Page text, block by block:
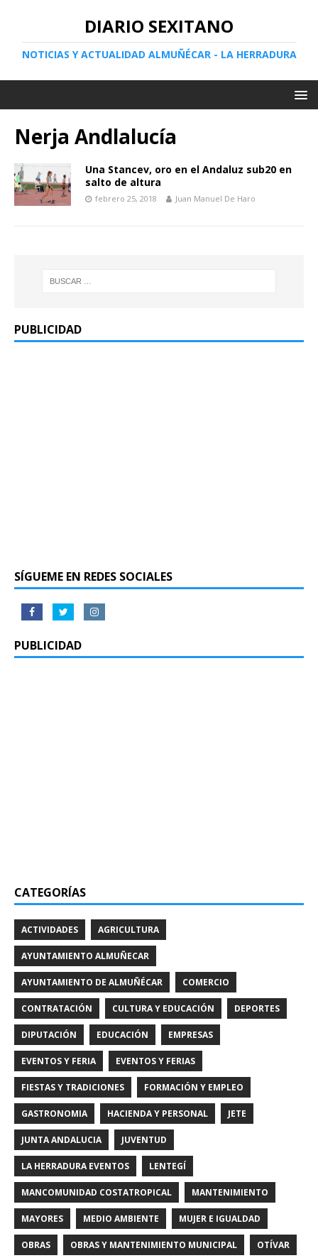
DIARIO SEXITANO
NOTICIAS Y ACTUALIDAD ALMUÑÉCAR - LA HERRADURA
Nerja Andlalucía
Una Stancev, oro en el Andaluz sub20 en
salto de altura
febrero 25, 2018 Juan Manuel De Haro
PUBLICIDAD
SÍGUEME EN REDES SOCIALES
PUBLICIDAD
CATEGORÍAS
ACTIVIDADES AGRICULTURA
AYUNTAMIENTO ALMUÑECAR
AYUNTAMIENTO DE ALMUÑÉCAR COMERCIO
CONTRATACIÓN CULTURA Y EDUCACIÓN DEPORTES
DIPUTACIÓN EDUCACIÓN EMPRESAS
EVENTOS Y FERIA EVENTOS Y FERIAS
FIESTAS Y TRADICIONES FORMACIÓN Y EMPLEO
GASTRONOMIA HACIENDA Y PERSONAL JETE
JUNTA ANDALUCIA JUVENTUD
LA HERRADURA EVENTOS LENTEGÍ
MANCOMUNIDAD COSTATROPICAL MANTENIMIENTO
MAYORES MEDIO AMBIENTE MUJER E IGUALDAD
OBRAS OBRAS Y MANTENIMIENTO MUNICIPAL OTÍVAR